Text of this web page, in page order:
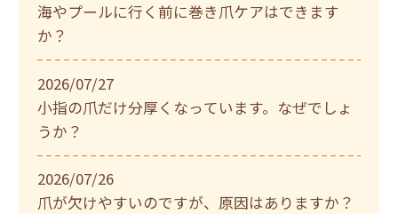
海やプールに行く前に巻き爪ケアはできます
か？
2026/07/27
小指の爪だけ分厚くなっています。なぜでしょ
うか？
2026/07/26
爪が欠けやすいのですが、原因はありますか？